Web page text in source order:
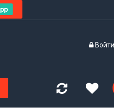
Войти